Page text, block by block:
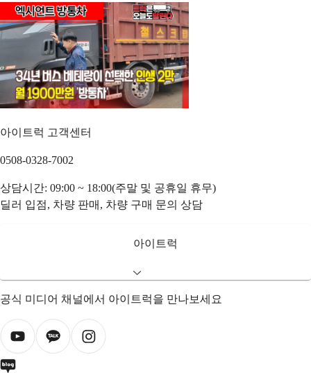
아이트럭 고객센터
0508-0328-7002
상담시간: 09:00 ~ 18:00(주말 및 공휴일 휴무)
딜러 입점, 차량 판매, 차량 구매 문의 상담
아이트럭
공식 미디어 채널에서 아이트럭을 만나보세요